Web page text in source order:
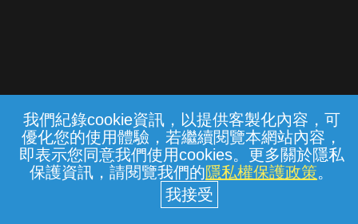
我們紀錄cookie資訊，以提供客製化內容，可
優化您的使用體驗，若繼續閱覽本網站內容，
即表示您同意我們使用cookies。更多關於隱私
保護資訊，請閱覽我們的隱私權保護政策。
常見問題 線上客服 服務條款 隱私權保護
中華電信股份有限公司個人家庭分公司
(統一編號：96979949) © 2026
{{notifyMsg}}